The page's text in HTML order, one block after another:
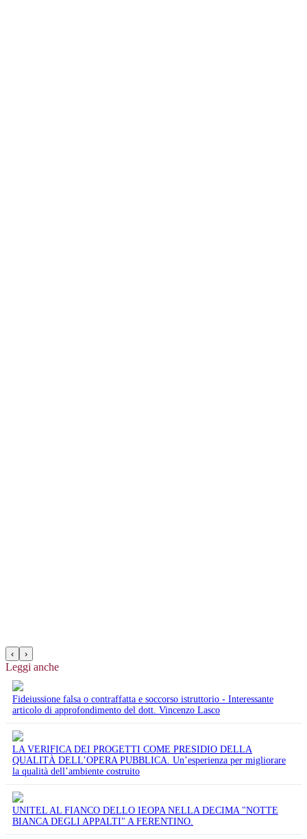
‹ ›
Leggi anche
Fideiussione falsa o contraffatta e soccorso istruttorio - Interessante
articolo di approfondimento del dott. Vincenzo Lasco
LA VERIFICA DEI PROGETTI COME PRESIDIO DELLA
QUALITÀ DELL’OPERA PUBBLICA. Un’esperienza per migliorare
la qualità dell’ambiente costruito
UNITEL AL FIANCO DELLO IEOPA NELLA DECIMA "NOTTE
BIANCA DEGLI APPALTI" A FERENTINO.